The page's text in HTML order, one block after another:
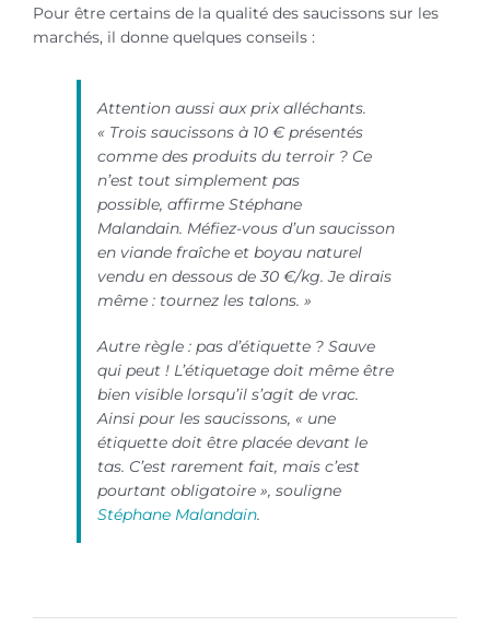
Pour être certains de la qualité des saucissons sur les
marchés, il donne quelques conseils :
Attention aussi aux prix alléchants.
« Trois saucissons à 10 € présentés
comme des produits du terroir ? Ce
n’est tout simplement pas
possible, affirme Stéphane
Malandain. Méfiez-vous d’un saucisson
en viande fraîche et boyau naturel
vendu en dessous de 30 €/kg. Je dirais
même : tournez les talons. »
Autre règle : pas d’étiquette ? Sauve
qui peut ! L’étiquetage doit même être
bien visible lorsqu’il s’agit de vrac.
Ainsi pour les saucissons, « une
étiquette doit être placée devant le
tas. C’est rarement fait, mais c’est
pourtant obligatoire », souligne
Stéphane Malandain.